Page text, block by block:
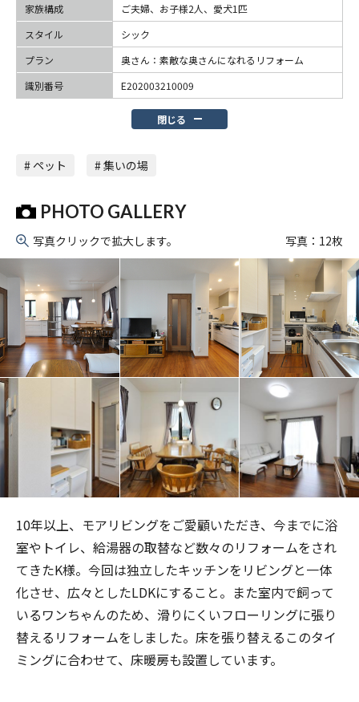
家族構成
ご夫婦、お子様2人、愛犬1匹
スタイル
シック
プラン
奥さん：素敵な奥さんになれるリフォーム
識別番号
E202003210009
閉じる
# ペット # 集いの場
PHOTO GALLERY
写真クリックで拡大します。 写真： 12枚
10年以上、モアリビングをご愛顧いただき、今までに浴
室やトイレ、給湯器の取替など数々のリフォームをされ
てきたK様。今回は独立したキッチンをリビングと一体
化させ、広々としたLDKにすること。また室内で飼って
いるワンちゃんのため、滑りにくいフローリングに張り
替えるリフォームをしました。床を張り替えるこのタイ
ミングに合わせて、床暖房も設置しています。